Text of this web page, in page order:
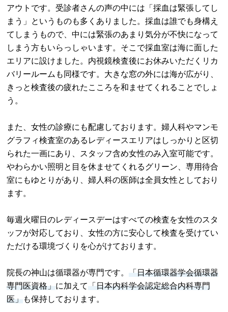
アウトです。受診者さんの声の中には「採血は緊張してし
まう」というものも多くありました。採血は誰でも身構え
てしまうもので、中には緊張のあまり気分が不快になって
しまう方もいらっしゃいます。そこで採血室は海に面した
エリアに設けました。内視鏡検査後にお休みいただくリカ
バリールームも同様です。大きな窓の外には海が広がり、
きっと検査後の疲れたこころを和ませてくれることでしょ
う。
また、女性の診療にも配慮しております。婦人科やマンモ
グラフィ検査室のあるレディースエリアはしっかりと区切
られた一画にあり、スタッフ含め女性のみ入室可能です。
やわらかい照明と目を休ませてくれるグリーン、専用待合
室にもゆとりがあり、婦人科の医師は全員女性としており
ます。
毎週火曜日のレディースデーはすべての検査を女性のスタ
ッフが対応しており、女性の方に安心して検査を受けてい
ただける環境づくりを心がけております。
院長の神山は循環器が専門です。
「日本循環器学会循環器
専門医資格」 に加えて
「日本内科学会認定総合内科専門
医」
も保持しております。